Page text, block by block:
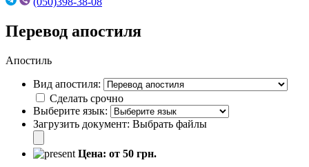
Перевод апостиля
Апостиль
Вид апостиля:
Сделать срочно
Выберите язык:
Загрузить документ: Выбрать файлы
Цена: от 50 грн.